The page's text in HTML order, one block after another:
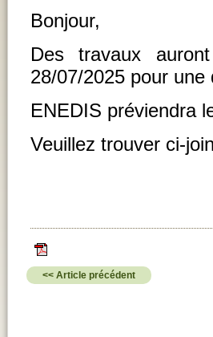
Bonjour,
Des travaux
28/07/2025 pour une
ENEDIS préviendra
Veuillez trouver ci-
<< Article précédent